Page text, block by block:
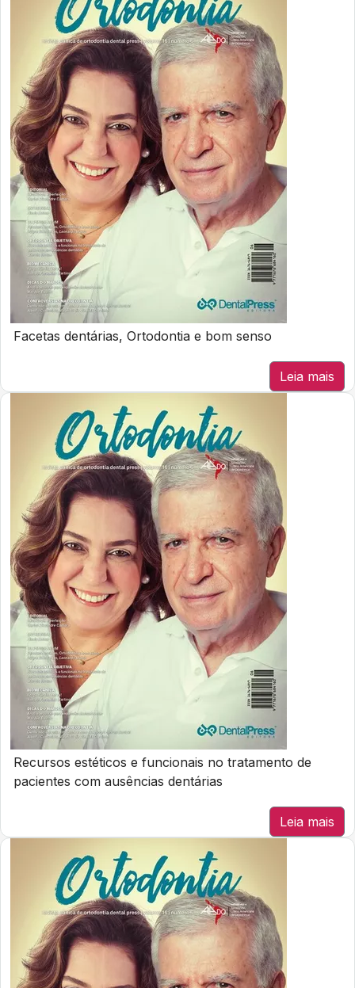
Facetas dentárias, Ortodontia e bom senso
Leia mais
Recursos estéticos e funcionais no tratamento de
pacientes com ausências dentárias
Leia mais